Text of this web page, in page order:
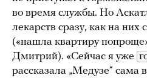
во время службы. Но
лекарств сразу, как на них
(«нашла квартиру
Дмитрий). «Сейчас я уже
рассказала „Медузе“ сама